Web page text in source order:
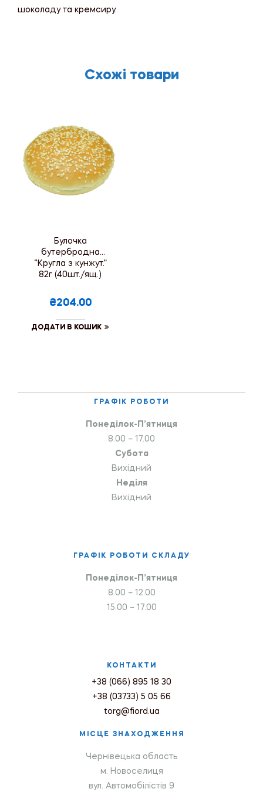
шоколаду та кремсиру.
Схожі товари
Булочка
бутербродна
“Кругла з кунжут.”
82г (40шт./ящ.)
₴204.00
ДОДАТИ В КОШИК
ГРАФІК РОБОТИ
Понеділок-П’ятниця
8.00 – 17.00
Субота
Вихідний
Неділя
Вихідний
ГРАФІК РОБОТИ СКЛАДУ
Понеділок-П’ятниця
8.00 – 12.00
15.00 – 17.00
КОНТАКТИ
+38 (066) 895 18 30
+38 (03733) 5 05 66
torg@fiord.ua
МІСЦЕ ЗНАХОДЖЕННЯ
Чернівецька область
м. Новоселиця
вул. Автомобілістів 9